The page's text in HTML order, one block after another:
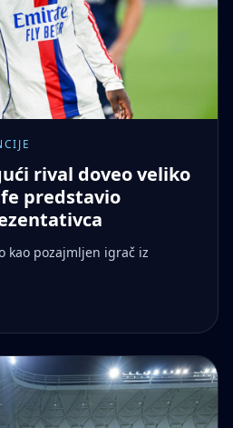
rival doveo veliko
predstavio
kao pozajmljen igrač iz